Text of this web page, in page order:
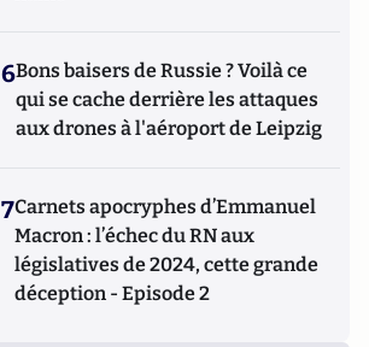
6Bons baisers de Russie ? Voilà ce
qui se cache derrière les attaques
aux drones à l'aéroport de Leipzig
7Carnets apocryphes d’Emmanuel
Macron : l’échec du RN aux
législatives de 2024, cette grande
déception - Episode 2